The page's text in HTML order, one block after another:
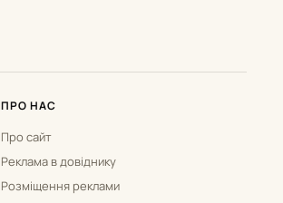
ПРО НАС
Про сайт
Реклама в довіднику
Розміщення реклами